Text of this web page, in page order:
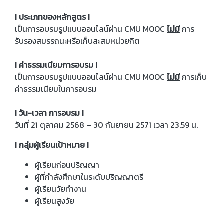
I ประเภทของหลักสูตร I
เป็นการอบรมรูปแบบออนไลน์ผ่าน CMU MOOC ไม่มีการ
รับรองสมรรถนะหรือเก็บสะสมหน่วยกิต
I ค่าธรรมเนียมการอบรม I
เป็นการอบรมรูปแบบออนไลน์ผ่าน CMU MOOC ไม่มีการเก็บ
ค่าธรรมเนียมในการอบรม
I วัน-เวลา การอบรม I
วันที่ 21 ตุลาคม 2568 – 30 กันยายน 2571 เวลา 23.59 น.
I กลุ่มผู้เรียนเป้าหมาย I
ผู้เรียนก่อนปริญญา
ผู้ที่กำลังศึกษาในระดับปริญญาตรี
ผู้เรียนวัยทำงาน
ผู้เรียนสูงวัย